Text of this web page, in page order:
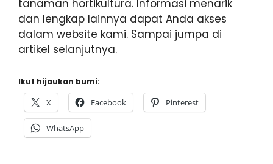
tanaman hortikultura. Informasi menarik
dan lengkap lainnya dapat Anda akses
dalam website kami. Sampai jumpa di
artikel selanjutnya.
Ikut hijaukan bumi:
X Facebook Pinterest
WhatsApp